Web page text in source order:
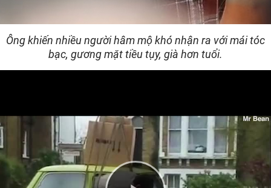
Ông khiến nhiều người hâm mộ khó nhận ra với mái tóc
bạc, gương mặt tiều tụy, già hơn tuổi.